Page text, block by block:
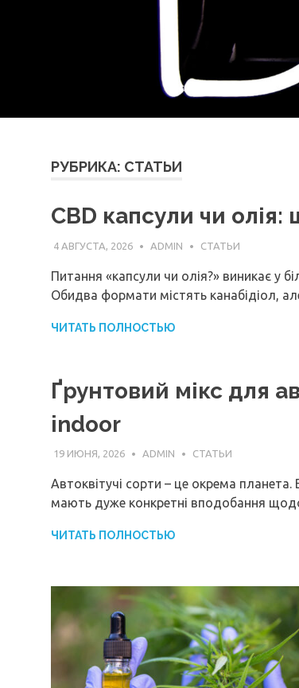
РУБРИКА: СТАТЬИ
CBD капсули чи олія:
4 АВГУСТА, 2026 ADMIN СТАТЬИ
Питання «капсули чи олія?» виникає у
Обидва формати містять канабідіол,
ЧИТАТЬ ПОЛНОСТЬЮ
Ґрунтовий мікс для
indoor
19 ИЮНЯ, 2026 ADMIN СТАТЬИ
Автоквітучі сорти – це окрема
мають дуже конкретні вподобання
ЧИТАТЬ ПОЛНОСТЬЮ